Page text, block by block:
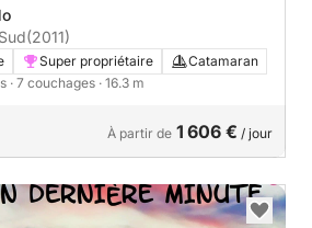
(2011)
Super propriétaire
Catamaran
· 7 couchages · 16.3 m
À partir de 1 606 € / jour